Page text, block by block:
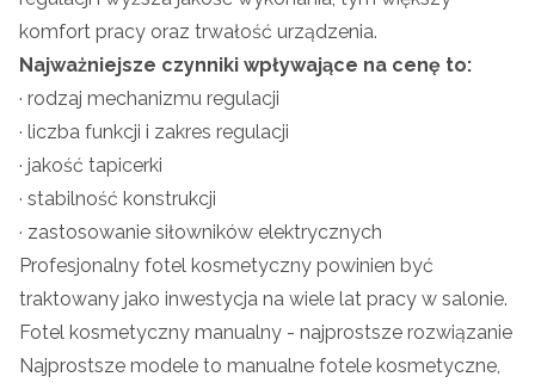
komfort pracy oraz trwałość urządzenia.
Najważniejsze czynniki wpływające na cenę to:
· rodzaj mechanizmu regulacji
· liczba funkcji i zakres regulacji
· jakość tapicerki
· stabilność konstrukcji
· zastosowanie siłowników elektrycznych
Profesjonalny fotel kosmetyczny powinien być
traktowany jako inwestycja na wiele lat pracy w salonie.
Fotel kosmetyczny manualny - najprostsze rozwiązanie
Najprostsze modele to manualne fotele kosmetyczne,